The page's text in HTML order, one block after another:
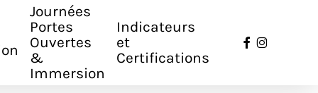
Journées
Portes
Ouvertes
&
Immersion
Indicateurs
et
Certifications
facebook